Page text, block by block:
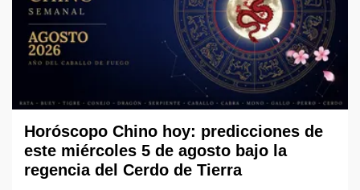
Horóscopo Chino hoy: predicciones de
este miércoles 5 de agosto bajo la
regencia del Cerdo de Tierra